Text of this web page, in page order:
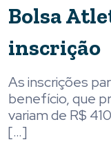
Bolsa
inscrição
As inscrições
benefício, que
variam de R$
[…]